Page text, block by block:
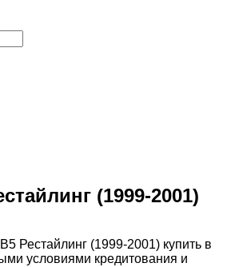
(1999-2001)
Рестайлинг (1999-2001) купить в
условиями кредитования и